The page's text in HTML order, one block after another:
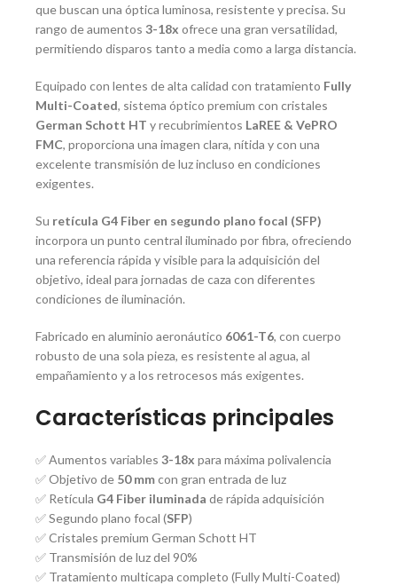
que buscan una óptica luminosa, resistente y precisa. Su
rango de aumentos 3-18x ofrece una gran versatilidad,
permitiendo disparos tanto a media como a larga distancia.
Equipado con lentes de alta calidad con tratamiento Fully
Multi-Coated, sistema óptico premium con cristales
German Schott HT y recubrimientos LaREE & VePRO
FMC, proporciona una imagen clara, nítida y con una
excelente transmisión de luz incluso en condiciones
exigentes.
Su retícula G4 Fiber en segundo plano focal (SFP)
incorpora un punto central iluminado por fibra, ofreciendo
una referencia rápida y visible para la adquisición del
objetivo, ideal para jornadas de caza con diferentes
condiciones de iluminación.
Fabricado en aluminio aeronáutico 6061-T6, con cuerpo
robusto de una sola pieza, es resistente al agua, al
empañamiento y a los retrocesos más exigentes.
Características principales
✅ Aumentos variables 3-18x para máxima polivalencia
✅ Objetivo de 50 mmcon gran entrada de luz
✅ Retícula G4 Fiber iluminada de rápida adquisición
✅ Segundo plano focal (SFP)
✅ Cristales premium German Schott HT
✅ Transmisión de luz del 90%
✅ Tratamiento multicapa completo (Fully Multi-Coated)